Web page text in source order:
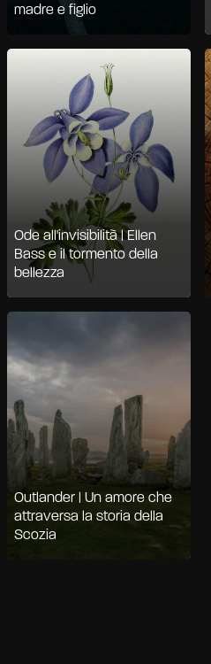
madre e figlio
Ode all'invisibilità | Ellen
Bass e il tormento della
bellezza
Outlander | Un amore che
attraversa la storia della
Scozia